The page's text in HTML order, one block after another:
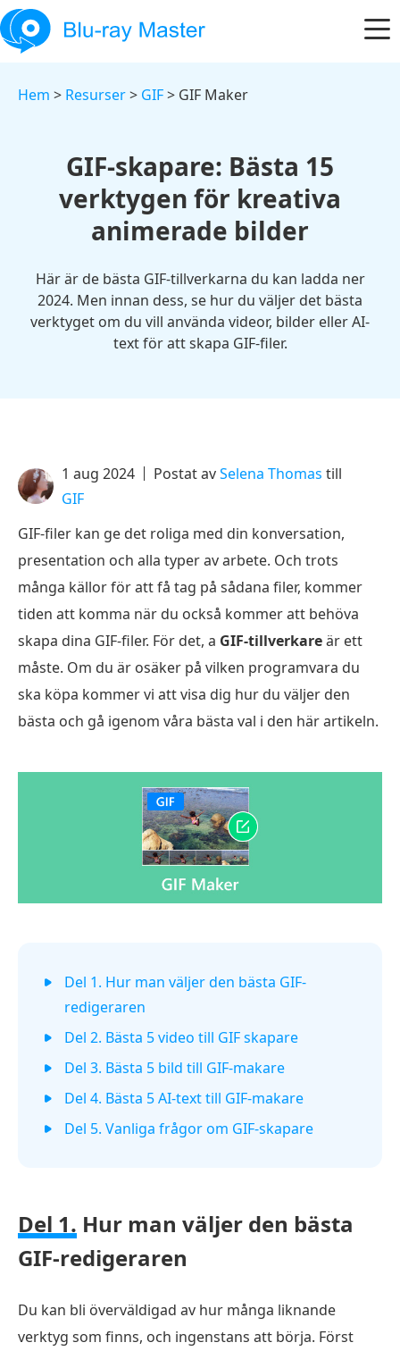
Hem > Resurser> GIF> GIF Maker
GIF-skapare: Bästa 15
verktygen för kreativa
animerade bilder
Här är de bästa GIF-tillverkarna du kan ladda ner
2024. Men innan dess, se hur du väljer det bästa
verktyget om du vill använda videor, bilder eller AI-
text för att skapa GIF-filer.
1 aug 2024 Postat avSelena Thomas till
GIF
GIF-filer kan ge det roliga med din konversation,
presentation och alla typer av arbete. Och trots
många källor för att få tag på sådana filer, kommer
tiden att komma när du också kommer att behöva
skapa dina GIF-filer. För det, a GIF-tillverkareär ett
måste. Om du är osäker på vilken programvara du
ska köpa kommer vi att visa dig hur du väljer den
bästa och gå igenom våra bästa val i den här artikeln.
Del 1. Hur man väljer den bästa GIF-
redigeraren
Del 2. Bästa 5 video till GIF skapare
Del 3. Bästa 5 bild till GIF-makare
Del 4. Bästa 5 AI-text till GIF-makare
Del 5. Vanliga frågor om GIF-skapare
Del 1. Hur man väljer den bästa
GIF-redigeraren
Du kan bli överväldigad av hur många liknande
verktyg som finns, och ingenstans att börja. Först